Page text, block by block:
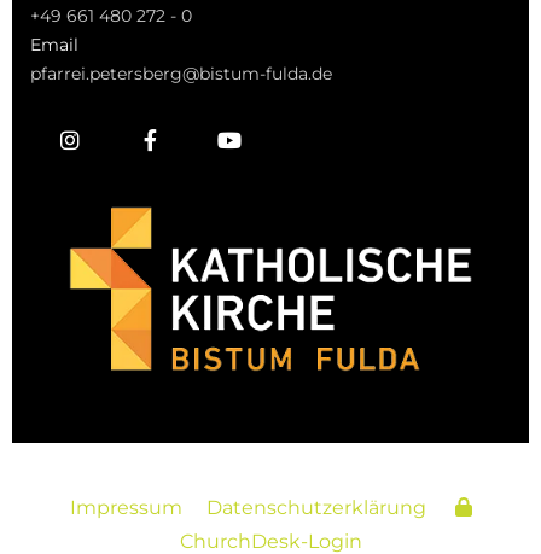
+49 661 480 272 - 0
Email
pfarrei.petersberg@bistum-fulda.de
Impressum
Datenschutzerklärung
ChurchDesk-Login